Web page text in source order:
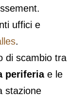
uffici e
.
di scambio tra
periferiae le
stazione